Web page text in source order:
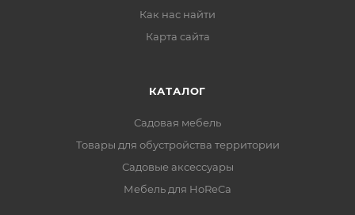
Как нас найти
Карта сайта
КАТАЛОГ
Садовая мебель
Товары для обустройства территории
Садовые аксессуары
Мебель для HoReCa